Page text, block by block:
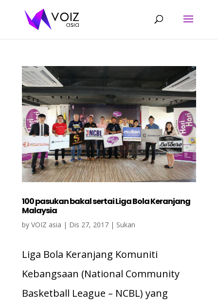
100 pasukan bakal sertai Liga Bola Keranjang
Malaysia
by VOIZ asia | Dis 27, 2017| Sukan
Liga Bola Keranjang Komuniti
Kebangsaan (National Community
Basketball League – NCBL) yang